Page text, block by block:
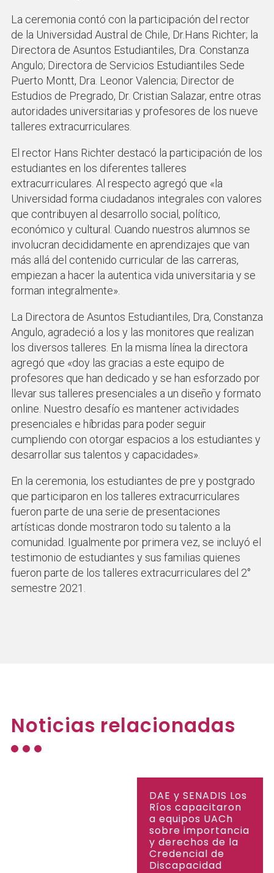
La ceremonia contó con la participación del rector
de la Universidad Austral de Chile, Dr.Hans Richter; la
Directora de Asuntos Estudiantiles, Dra. Constanza
Angulo; Directora de Servicios Estudiantiles Sede
Puerto Montt, Dra. Leonor Valencia; Director de
Estudios de Pregrado, Dr. Cristian Salazar, entre otras
autoridades universitarias y profesores de los nueve
talleres extracurriculares.
El rector Hans Richter destacó la participación de los
estudiantes en los diferentes talleres
extracurriculares. Al respecto agregó que «la
Universidad forma ciudadanos integrales con valores
que contribuyen al desarrollo social, político,
económico y cultural. Cuando nuestros alumnos se
involucran decididamente en aprendizajes que van
más allá del contenido curricular de las carreras,
empiezan a hacer la autentica vida universitaria y se
forman integralmente».
La Directora de Asuntos Estudiantiles, Dra, Constanza
Angulo, agradeció a los y las monitores que realizan
los diversos talleres. En la misma línea la directora
agregó que «doy las gracias a este equipo de
profesores que han dedicado y se han esforzado por
llevar sus talleres presenciales a un diseño y formato
online. Nuestro desafío es mantener actividades
presenciales e híbridas para poder seguir
cumpliendo con otorgar espacios a los estudiantes y
desarrollar sus talentos y capacidades».
En la ceremonia, los estudiantes de pre y postgrado
que participaron en los talleres extracurriculares
fueron parte de una serie de presentaciones
artísticas donde mostraron todo su talento a la
comunidad. Igualmente por primera vez, se incluyó el
testimonio de estudiantes y sus familias quienes
fueron parte de los talleres extracurriculares del 2°
semestre 2021.
Noticias relacionadas
DAE y SENADIS Los
Ríos capacitaron
a equipos UACh
sobre importancia
y derechos de la
Credencial de
Discapacidad